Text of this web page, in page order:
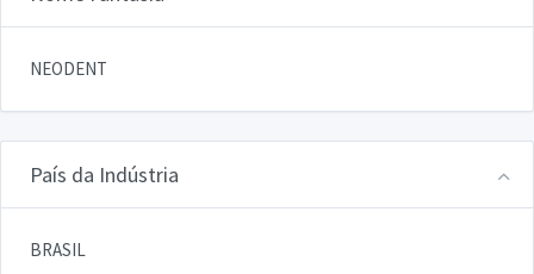
NEODENT
País da Indústria
BRASIL